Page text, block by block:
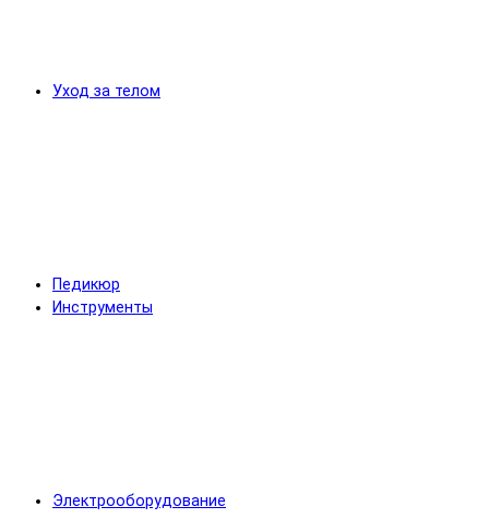
Уход за телом
Педикюр
Инструменты
Электрооборудование